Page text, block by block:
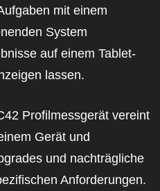
mit einem
System
auf einem Tablet-
lassen.
Profilmessgerät vereint
Gerät und
und nachträgliche
Anforderungen.